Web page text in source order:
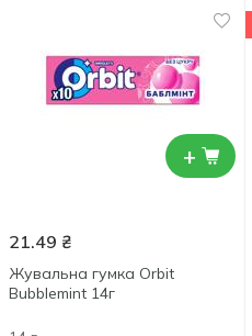
+
21.49 ₴
Жувальна гумка Orbit
Bubblemint 14г